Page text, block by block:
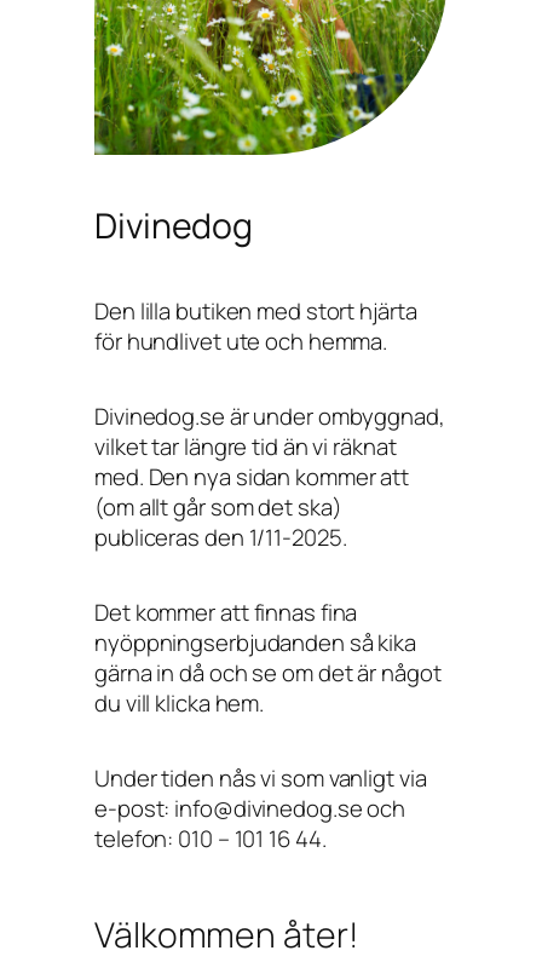
Divinedog
Den lilla butiken med stort hjärta
för hundlivet ute och hemma.
Divinedog.se är under ombyggnad,
vilket tar längre tid än vi räknat
med. Den nya sidan kommer att
(om allt går som det ska)
publiceras den 1/11-2025.
Det kommer att finnas fina
nyöppningserbjudanden så kika
gärna in då och se om det är något
du vill klicka hem.
Under tiden nås vi som vanligt via
e-post: info@divinedog.se och
telefon: 010 – 101 16 44.
Välkommen åter!